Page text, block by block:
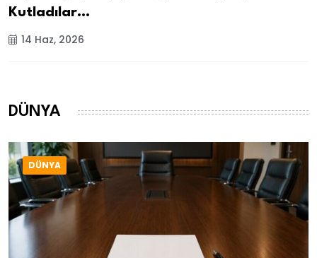
Kutladılar…
14 Haz, 2026
DÜNYA
DÜNYA